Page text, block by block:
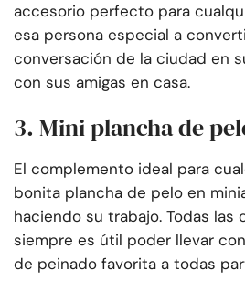
accesorio perfecto para
esa persona especial a
conversación de la ciudad en
con sus amigas en casa.
3. Mini plancha de
El complemento ideal para
bonita plancha de pelo en
haciendo su trabajo. Todas las
siempre es útil poder llevar
de peinado favorita a todas